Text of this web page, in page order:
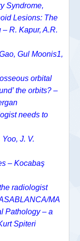
Syndrome,
Lesions: The
R. Kapur, A.R.
Gul Moonis1,
orbital
the orbits? –
needs to
J. V.
– Kocabaş
radiologist
MA
Pathology – a
Spiteri